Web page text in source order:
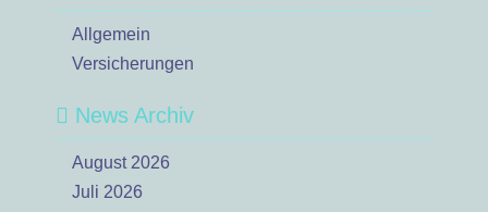
Allgemein
Versicherungen
News Archiv
August 2026
Juli 2026